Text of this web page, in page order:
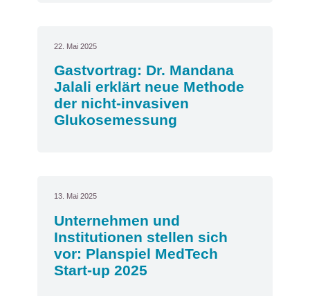
22. Mai 2025
Gastvortrag: Dr. Mandana
Jalali erklärt neue Methode
der nicht-invasiven
Glukosemessung
13. Mai 2025
Unternehmen und
Institutionen stellen sich
vor: Planspiel MedTech
Start-up 2025